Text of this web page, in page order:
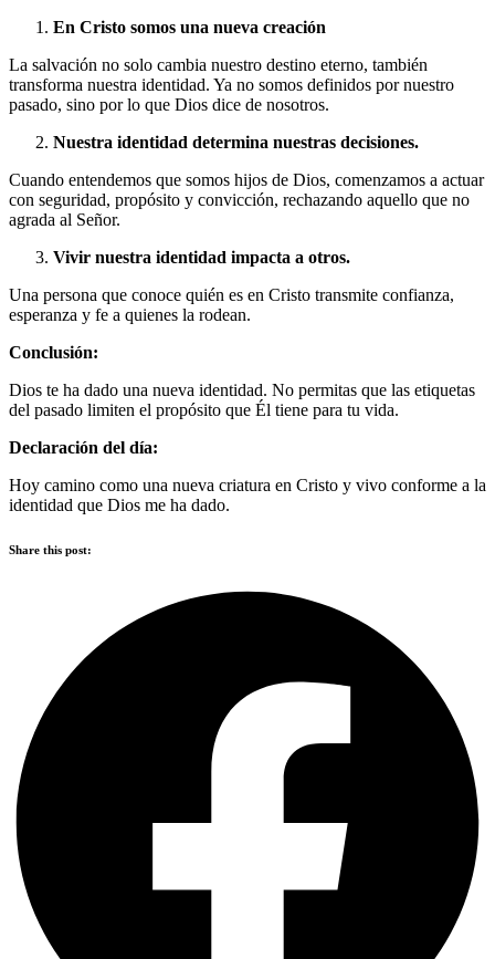
En Cristo somos una nueva creación
La salvación no solo cambia nuestro destino eterno, también
transforma nuestra identidad. Ya no somos definidos por nuestro
pasado, sino por lo que Dios dice de nosotros.
Nuestra identidad determina nuestras decisiones.
Cuando entendemos que somos hijos de Dios, comenzamos a actuar
con seguridad, propósito y convicción, rechazando aquello que no
agrada al Señor.
Vivir nuestra identidad impacta a otros.
Una persona que conoce quién es en Cristo transmite confianza,
esperanza y fe a quienes la rodean.
Conclusión:
Dios te ha dado una nueva identidad. No permitas que las etiquetas
del pasado limiten el propósito que Él tiene para tu vida.
Declaración del día:
Hoy camino como una nueva criatura en Cristo y vivo conforme a la
identidad que Dios me ha dado.
Share this post: